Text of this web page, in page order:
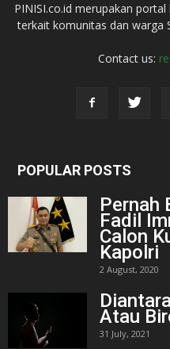
PINISI.co.id merupakan
terkait komunitas dan warga
Contact us:
POPULAR POSTS
Pernah
Fadil
Calon
Kapolri
2 August, 2020
Atau
31 July, 2021